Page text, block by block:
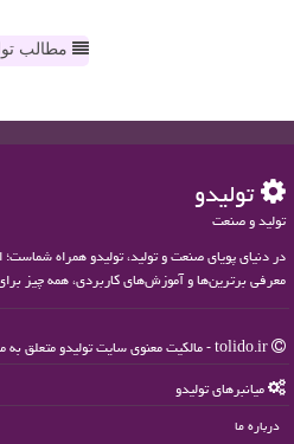
مطالب
تولیدو
تولید و صنعت
در دنیای پویای صنعت و تولید، تولیدو همراه
معرفی برترین‌ها و آموزش‌های کاربردی، همه چیز
میانبرهای تولیدو
درباره ما